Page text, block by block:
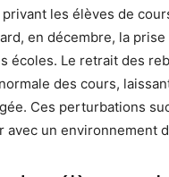
les élèves de
en décembre, la prise
écoles. Le retrait des
des cours,
Ces perturbations
avec un environnement